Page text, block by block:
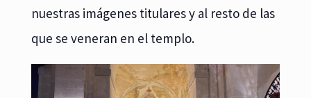
nuestras imágenes titulares y al resto de las
que se veneran en el templo.